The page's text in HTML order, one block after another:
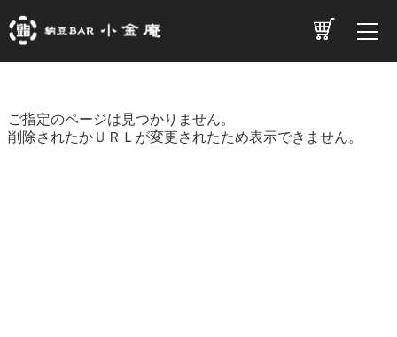
ご指定のページは見つかりません。
削除されたかＵＲＬが変更されたため表示できません。